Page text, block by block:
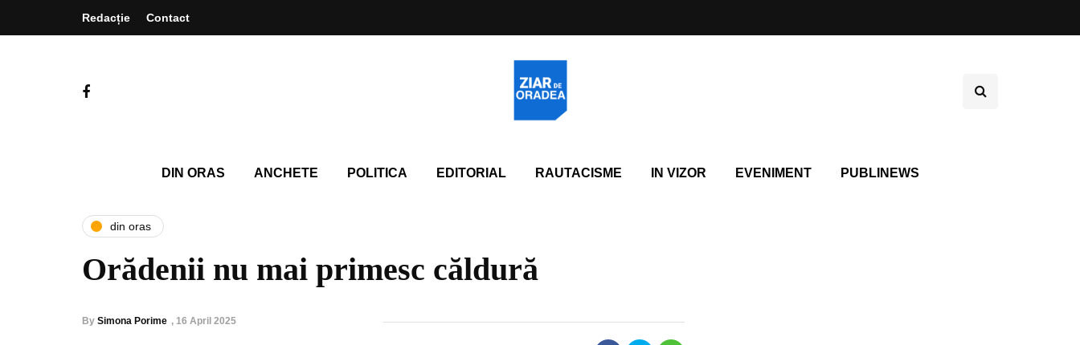
Redacție Contact
DIN ORAS ANCHETE POLITICA EDITORIAL RAUTACISME IN VIZOR EVENIMENT PUBLINEWS
din oras
Orădenii nu mai primesc căldură
By Simona Porime , 16 April 2025